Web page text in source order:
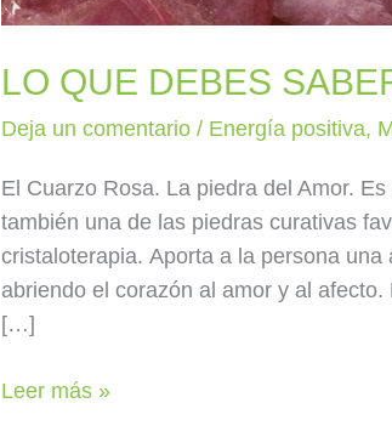
LO QUE DEBES
Deja un comentario / Energía positiva,
El Cuarzo Rosa. La piedra del Amor.
también una de las piedras curativas
cristaloterapia. Aporta a la persona
abriendo el corazón al amor y al
[…]
Leer más »